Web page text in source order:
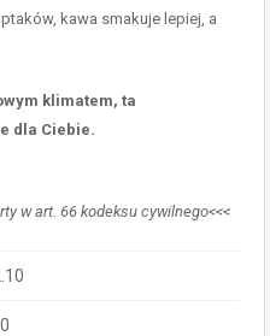
kawa smakuje lepiej, a
klimatem, ta
dla Ciebie.
w art. 66 kodeksu cywilnego<<<